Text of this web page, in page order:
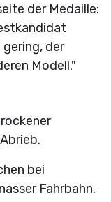
der Medaille:
der
Modell."
bei
Fahrbahn.